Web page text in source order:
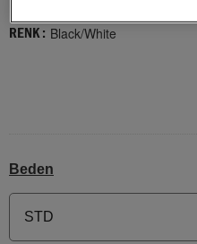
RENK : Black/White
Beden
STD